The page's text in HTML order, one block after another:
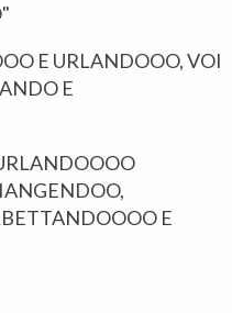
E URLANDOOO, VOI
E
E